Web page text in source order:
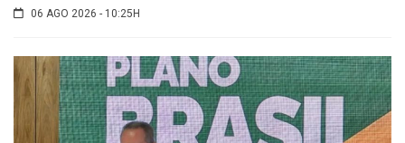
06 AGO 2026 - 10:25H